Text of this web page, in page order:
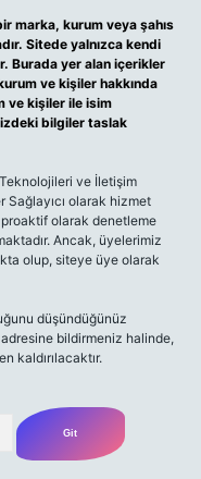
marka, kurum veya şahıs
Sitede yalnızca kendi
Burada yer alan içerikler
ve kişiler hakkında
ve kişiler ile isim
bilgiler taslak
ve İletişim
Sağlayıcı olarak hizmet
olarak denetleme
Ancak, üyelerimiz
olup, siteye üye olarak
düşündüğünüz
adresine bildirmeniz halinde,
kaldırılacaktır.